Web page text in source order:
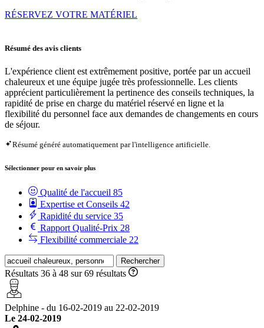
RÉSERVEZ VOTRE MATÉRIEL
Résumé des avis clients
L'expérience client est extrêmement positive, portée par un accueil
chaleureux et une équipe jugée très professionnelle. Les clients
apprécient particulièrement la pertinence des conseils techniques, la
rapidité de prise en charge du matériel réservé en ligne et la
flexibilité du personnel face aux demandes de changements en cours
de séjour.
Résumé généré automatiquement par l'intelligence artificielle.
Sélectionner pour en savoir plus
Qualité de l'accueil 85
Expertise et Conseils 42
Rapidité du service 35
Rapport Qualité-Prix 28
Flexibilité commerciale 22
Rechercher
Résultats 36 à 48 sur 69 résultats
Delphine - du 16-02-2019 au 22-02-2019
Le 24-02-2019